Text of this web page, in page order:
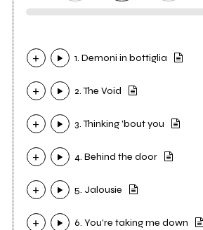
1. Demoni in bottiglia
2. The Void
3. Thinking 'bout you
4. Behind the door
5. Jalousie
6. You're taking me down